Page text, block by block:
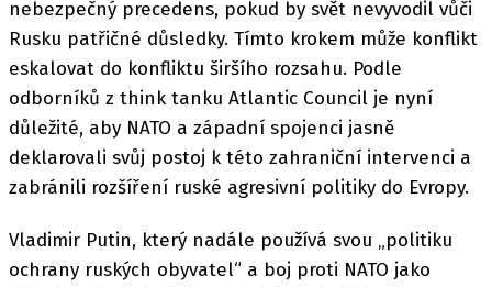
nebezpečný precedens, pokud by svět nevyvodil vůči
Rusku patřičné důsledky. Tímto krokem může konflikt
eskalovat do konfliktu širšího rozsahu. Podle
odborníků z think tanku Atlantic Council je nyní
důležité, aby NATO a západní spojenci jasně
deklarovali svůj postoj k této zahraniční intervenci a
zabránili rozšíření ruské agresivní politiky do Evropy.
Vladimir Putin, který nadále používá svou „politiku
ochrany ruských obyvatel“ a boj proti NATO jako